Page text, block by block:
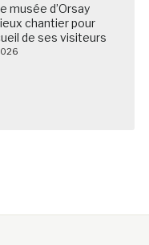
musée d’Orsay
chantier pour
de ses visiteurs